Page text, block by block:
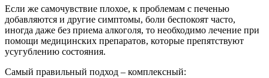
Если же самочувствие плохое, к проблемам с печенью
добавляются и другие симптомы, боли беспокоят часто,
иногда даже без приема алкоголя, то необходимо лечение при
помощи медицинских препаратов, которые препятствуют
усугублению состояния.
Самый правильный подход – комплексный: